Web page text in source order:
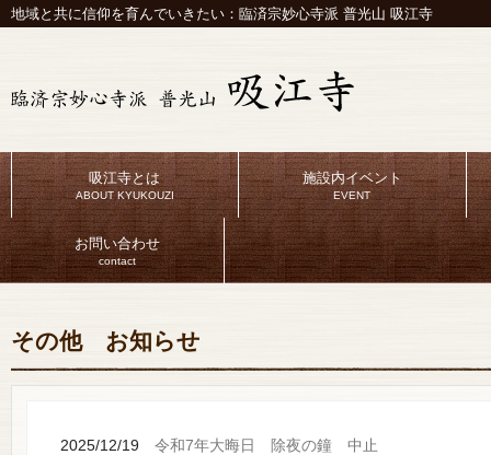
地域と共に信仰を育んでいきたい：臨済宗妙心寺派 普光山 吸江寺
吸江寺とは
ABOUT KYUKOUZI
施設内イベント
EVENT
お問い合わせ
contact
その他 お知らせ
2025/12/19 令和7年大晦日 除夜の鐘 中止